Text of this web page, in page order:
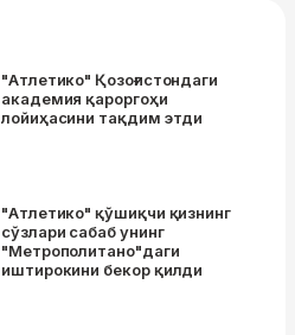
"Атлетико" Қозоғистондаги
академия қароргоҳи
лойиҳасини тақдим этди
"Атлетико" қўшиқчи қизнинг
сўзлари сабаб унинг
"Метрополитано"даги
иштирокини бекор қилди